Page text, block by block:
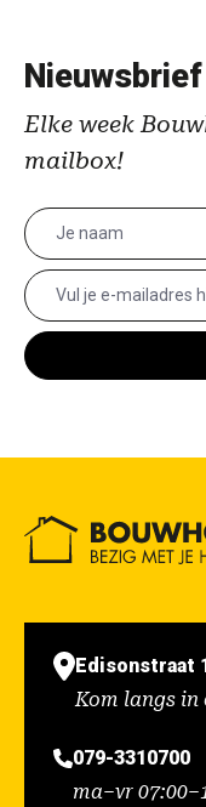
Nieuwsbrief
Elke week
mailbox!
Edisonstraat
Kom langs in
079-3310700
ma–vr